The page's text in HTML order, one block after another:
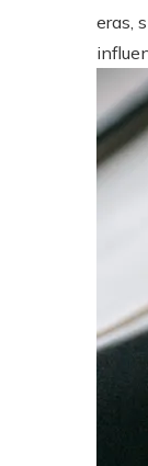
eras,